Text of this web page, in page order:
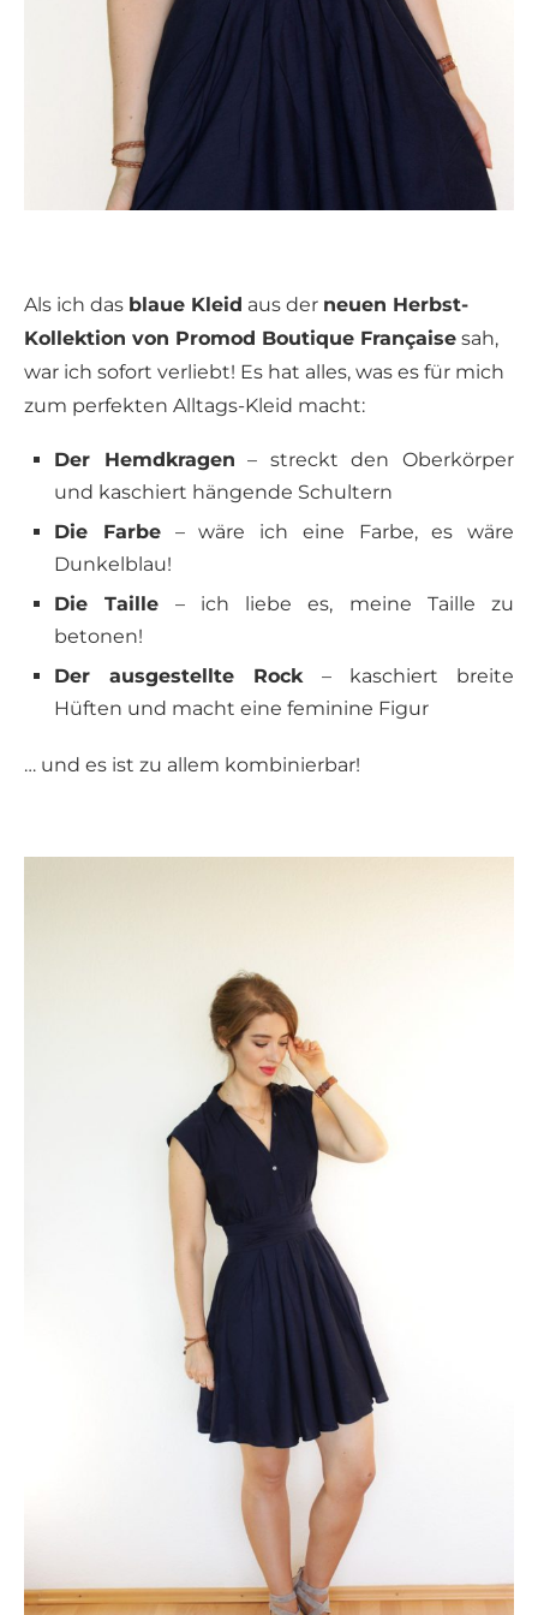
Als ich das blaue Kleid aus der neuen Herbst-
Kollektion von Promod Boutique Française sah,
war ich sofort verliebt! Es hat alles, was es für mich
zum perfekten Alltags-Kleid macht:
Der Hemdkragen – streckt den Oberkörper
und kaschiert hängende Schultern
Die Farbe– wäre ich eine Farbe, es wäre
Dunkelblau!
Die Taille – ich liebe es, meine Taille zu
betonen!
Der ausgestellte Rock – kaschiert breite
Hüften und macht eine feminine Figur
… und es ist zu allem kombinierbar!